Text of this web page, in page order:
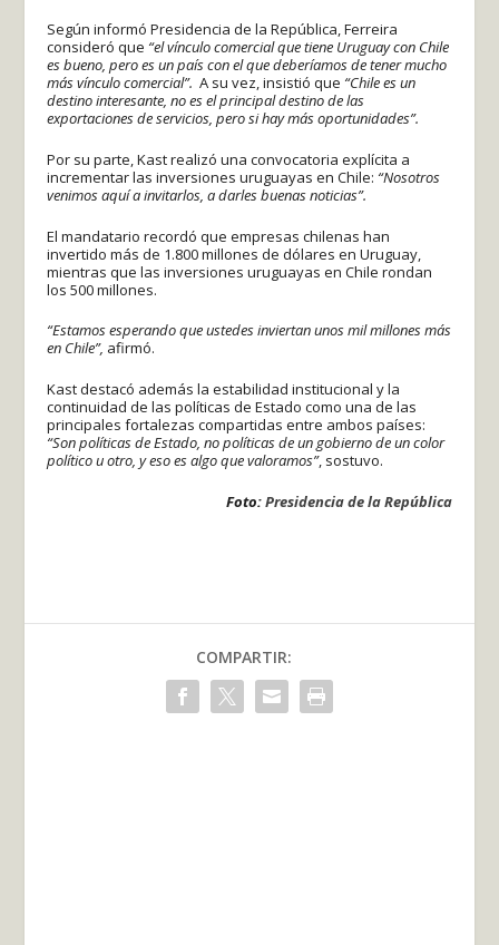
Según informó Presidencia de la República, Ferreira
consideró que “el vínculo comercial que tiene Uruguay con Chile
es bueno, pero es un país con el que deberíamos de tener mucho
más vínculo comercial”. A su vez, insistió que “Chile es un
destino interesante, no es el principal destino de las
exportaciones de servicios, pero si hay más oportunidades”.
Por su parte, Kast realizó una convocatoria explícita a
incrementar las inversiones uruguayas en Chile: “Nosotros
venimos aquí a invitarlos, a darles buenas noticias”.
El mandatario recordó que empresas chilenas han
invertido más de 1.800 millones de dólares en Uruguay,
mientras que las inversiones uruguayas en Chile rondan
los 500 millones.
“Estamos esperando que ustedes inviertan unos mil millones más
en Chile”, afirmó.
Kast destacó además la estabilidad institucional y la
continuidad de las políticas de Estado como una de las
principales fortalezas compartidas entre ambos países:
“Son políticas de Estado, no políticas de un gobierno de un color
político u otro, y eso es algo que valoramos”, sostuvo.
Foto:Presidencia de la República
COMPARTIR: